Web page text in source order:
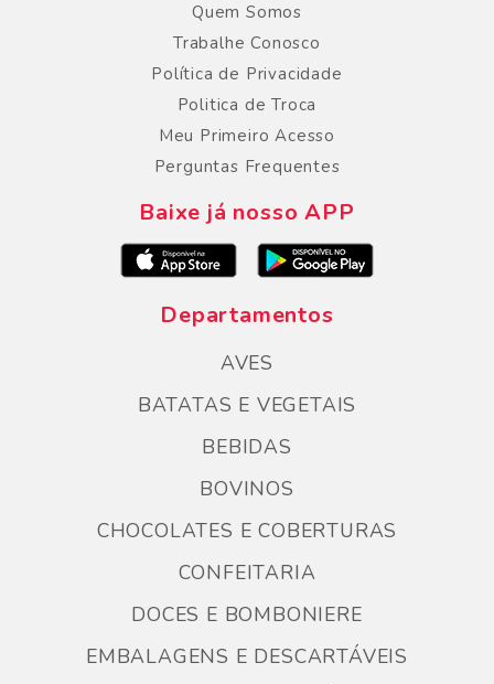
Quem Somos
Trabalhe Conosco
Política de Privacidade
Politica de Troca
Meu Primeiro Acesso
Perguntas Frequentes
Baixe já nosso APP
Departamentos
AVES
BATATAS E VEGETAIS
BEBIDAS
BOVINOS
CHOCOLATES E COBERTURAS
CONFEITARIA
DOCES E BOMBONIERE
EMBALAGENS E DESCARTÁVEIS